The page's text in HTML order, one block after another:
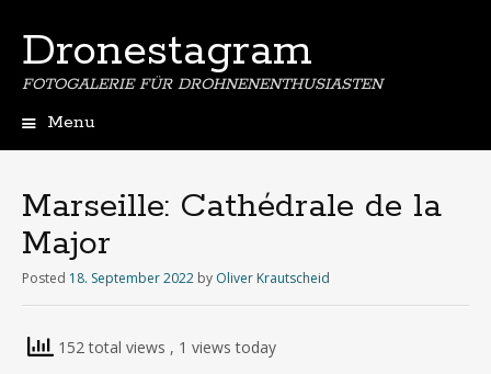
Dronestagram
FOTOGALERIE FÜR DROHNENENTHUSIASTEN
Menu
Marseille: Cathédrale de la
Major
Posted 18. September 2022 by Oliver Krautscheid
152 total views , 1 views today